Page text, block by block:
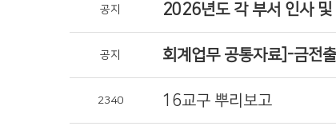
공지 2026년도 각 부서 인사 및
공지 회계업무 공통자료]-금전
2340 16교구 뿌리보고